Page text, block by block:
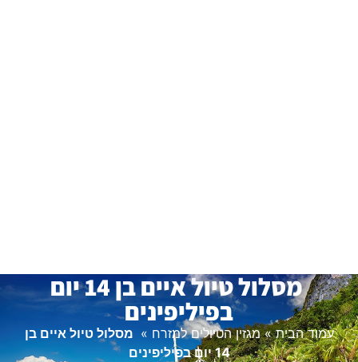
מסלול טיול איים בן 14 יום
בפיליפינים
עמוד הבית»מגזין הטיולים למזרח » מסלול טיול איים בן
14 יום בפיליפינים